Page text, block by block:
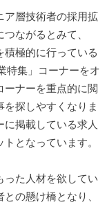
ア層技術者の採用拡
ながるとみて、
積極的に行っている
特集」コーナーをオ
ーナーを重点的に閲
探しやすくなりま
掲載している求人
となっています。
った人材を欲してい
の懸け橋となり、